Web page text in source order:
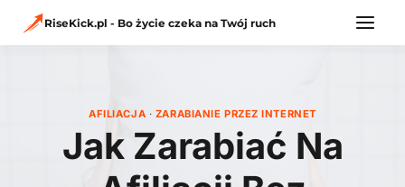
RiseKick.pl - Bo życie czeka na Twój ruch
AFILIACJA · ZARABIANIE PRZEZ INTERNET
Jak Zarabiać Na